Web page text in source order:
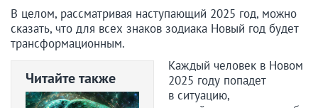
В целом, рассматривая наступающий 2025 год, можно
сказать, что для всех знаков зодиака Новый год будет
трансформационным.
Читайте также
Каждый человек в Новом
2025 году попадет
в ситуацию,